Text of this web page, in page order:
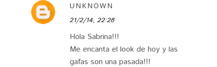
UNKNOWN
21/2/14, 22:28
Hola Sabrina!!!
Me encanta el look de hoy y las
gafas son una pasada!!!